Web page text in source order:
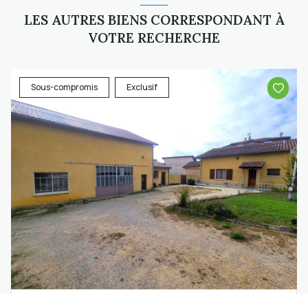
LES AUTRES BIENS CORRESPONDANT À
VOTRE RECHERCHE
Sous-compromis Exclusif